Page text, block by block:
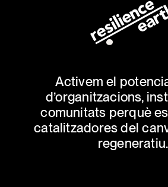
Activem el
d’organitzacions,
comunitats perquè
catalitzadores del
regeneratiu.